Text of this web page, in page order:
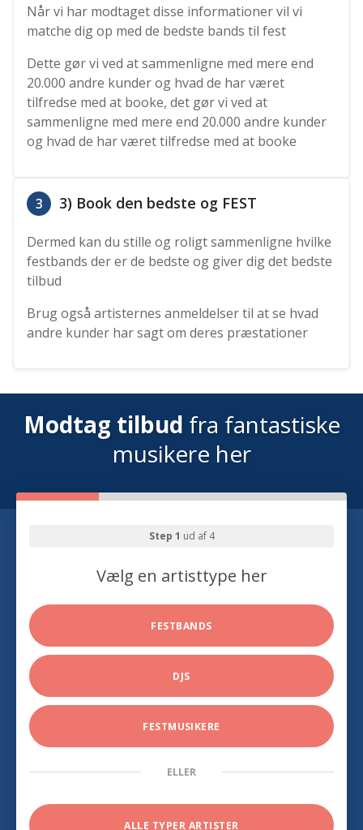
Når vi har modtaget disse informationer vil vi
matche dig op med de bedste bands til fest
Dette gør vi ved at sammenligne med mere end
20.000 andre kunder og hvad de har været
tilfredse med at booke, det gør vi ved at
sammenligne med mere end 20.000 andre kunder
og hvad de har været tilfredse med at booke
3 3) Book den bedste og FEST
Dermed kan du stille og roligt sammenligne hvilke
festbands der er de bedste og giver dig det bedste
tilbud
Brug også artisternes anmeldelser til at se hvad
andre kunder har sagt om deres præstationer
Modtag tilbud fra fantastiske
musikere her
Step 1 ud af 4
Vælg en artisttype her
FESTBANDS
DJS
FESTMUSIKERE
ELLER
ALLE TYPER ARTISTER